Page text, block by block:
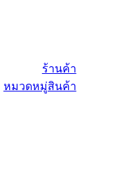
ร้านค้า
หมวดหมู่สินค้า